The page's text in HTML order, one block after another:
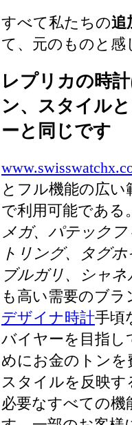
すべて私たちの追
て、元のものと感
レプリカの時
ン、スタイル
ーと同じです
とフル機能の広
で利用可能である
メガ、パテック
トリング、タグ
ブルガリ、シャ
も高い需要のブ
デザイナ時計手頃
バイヤーを目指
めにお金のトン
スタイルを反映
必要なすべての